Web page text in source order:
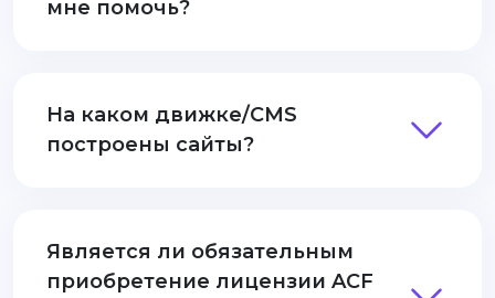
мне помочь?
На каком движке/CMS
построены сайты?
Является ли обязательным
приобретение лицензии ACF